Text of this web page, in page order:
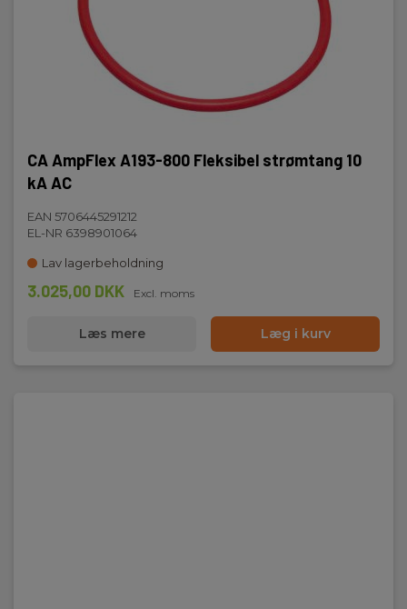
CA AmpFlex A193-800 Fleksibel strømtang 10
kA AC
EAN 5706445291212
EL-NR 6398901064
Lav lagerbeholdning
3.025,00 DKK Excl. moms
Læs mere Læg i kurv